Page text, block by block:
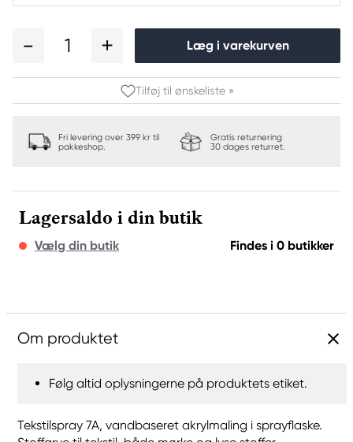
1 Læg i varekurven
Tilføj til ønskeliste »
Fri levering over 399 kr til
pakkeshop.
Gratis returnering
30 dages returret.
Lagersaldo i din butik
Vælg din butik Findes i 0 butikker
Om produktet
Følg altid oplysningerne på produktets etiket.
Tekstilspray 7A, vandbaseret akrylmaling i sprayflaske.